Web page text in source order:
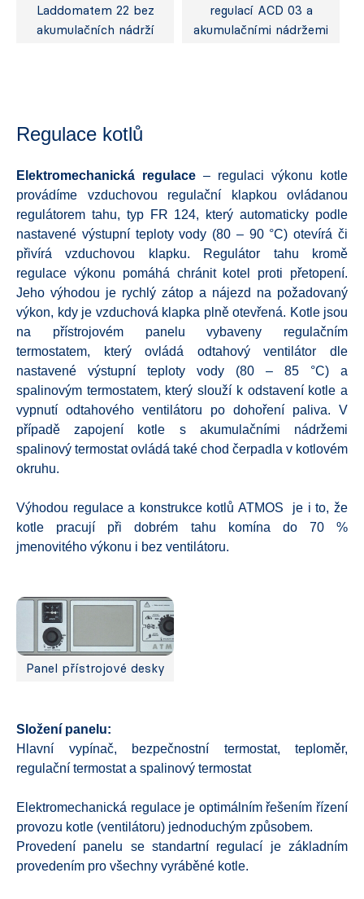
Laddomatem 22 bez
akumulačních nádrží
regulací ACD 03 a
akumulačními nádržemi
Regulace kotlů
Elektromechanická regulace – regulaci výkonu kotle
provádíme vzduchovou regulační klapkou ovládanou
regulátorem tahu, typ FR 124, který automaticky podle
nastavené výstupní teploty vody (80 – 90 °C) otevírá či
přivírá vzduchovou klapku. Regulátor tahu kromě
regulace výkonu pomáhá chránit kotel proti přetopení.
Jeho výhodou je rychlý zátop a nájezd na požadovaný
výkon, kdy je vzduchová klapka plně otevřená. Kotle jsou
na přístrojovém panelu vybaveny regulačním
termostatem, který ovládá odtahový ventilátor dle
nastavené výstupní teploty vody (80 – 85 °C) a
spalinovým termostatem, který slouží k odstavení kotle a
vypnutí odtahového ventilátoru po dohoření paliva. V
případě zapojení kotle s akumulačními nádržemi
spalinový termostat ovládá také chod čerpadla v kotlovém
okruhu.
Výhodou regulace a konstrukce kotlů ATMOS je i to, že
kotle pracují při dobrém tahu komína do 70 %
jmenovitého výkonu i bez ventilátoru.
Panel přístrojové desky
Složení panelu:
Hlavní vypínač, bezpečnostní termostat, teploměr,
regulační termostat a spalinový termostat
Elektromechanická regulace je optimálním řešením řízení
provozu kotle (ventilátoru) jednoduchým způsobem.
Provedení panelu se standartní regulací je základním
provedením pro všechny vyráběné kotle.